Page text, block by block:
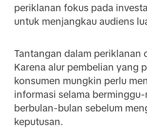
periklanan fokus pada
untuk menjangkau audiens
Tantangan dalam periklanan
Karena alur pembelian yang
konsumen mungkin perlu
informasi selama
berbulan-bulan sebelum
keputusan.